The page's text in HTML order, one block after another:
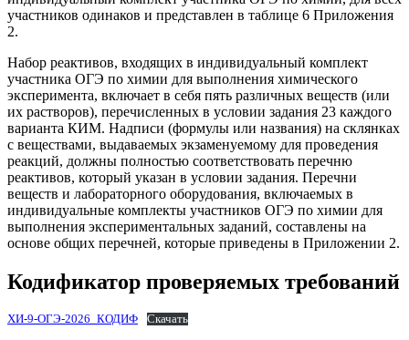
участников одинаков и представлен в таблице 6 Приложения
2.
Набор реактивов, входящих в индивидуальный комплект
участника ОГЭ по химии для выполнения химического
эксперимента, включает в себя пять различных веществ (или
их растворов), перечисленных в условии задания 23 каждого
варианта КИМ. Надписи (формулы или названия) на склянках
с веществами, выдаваемых экзаменуемому для проведения
реакций, должны полностью соответствовать перечню
реактивов, который указан в условии задания. Перечни
веществ и лабораторного оборудования, включаемых в
индивидуальные комплекты участников ОГЭ по химии для
выполнения экспериментальных заданий, составлены на
основе общих перечней, которые приведены в Приложении 2.
Кодификатор проверяемых требований
ХИ-9-ОГЭ-2026_КОДИФ Скачать